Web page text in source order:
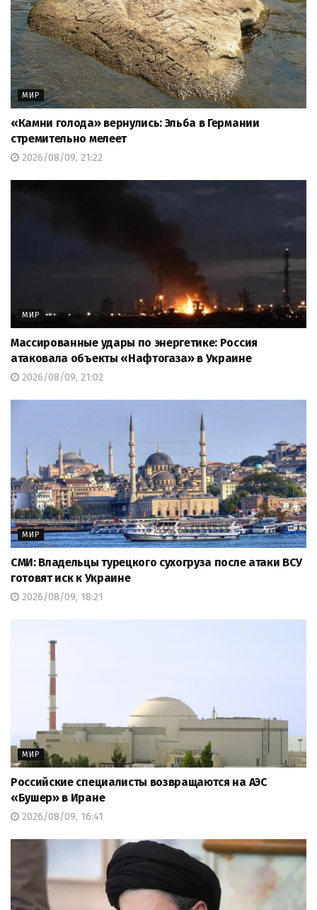
МИР
«Камни голода» вернулись: Эльба в Германии
стремительно мелеет
2026/08/09, 21:22
МИР
Массированные удары по энергетике: Россия
атаковала объекты «Нафтогаза» в Украине
2026/08/09, 21:02
МИР
СМИ: Владельцы турецкого сухогруза после атаки ВСУ
готовят иск к Украине
2026/08/09, 18:21
МИР
Российские специалисты возвращаются на АЭС
«Бушер» в Иране
2026/08/09, 16:41